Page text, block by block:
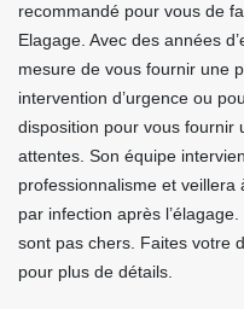
recommandé pour vous de
Elagage. Avec des années
mesure de vous fournir une
intervention d’urgence ou
disposition pour vous fournir
attentes. Son équipe
professionnalisme et
par infection après
sont pas chers. Faites votre
pour plus de détails.